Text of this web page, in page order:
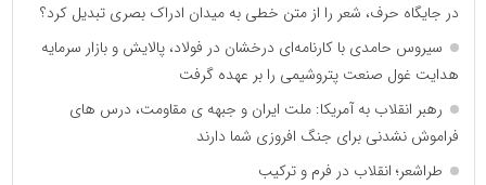
در جایگاه حرف، شعر را از متن خطی به میدان ادراک بصری تبدیل کرد؟
سیروس حامدی با کارنامه‌ای درخشان در فولاد، پالایش و بازار سرمایه
هدایت غول صنعت پتروشیمی را بر عهده گرفت
رهبر انقلاب به آمریکا: ملت ایران و جبهه ی مقاومت، درس های
فراموش نشدنی برای جنگ افروزی شما دارند
طراشعر؛ انقلاب در فرم و ترکیب